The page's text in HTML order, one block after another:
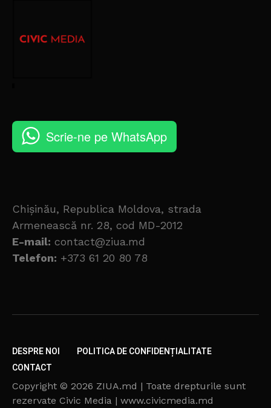
Scrie-ne pe WhatsApp
Chișinău, Republica Moldova, strada
Armenească nr. 28, cod MD-2012
E-mail: contact@ziua.md
Telefon: +373 61 20 80 78
DESPRE NOI
POLITICA DE CONFIDENȚIALITATE
CONTACT
Copyright © 2026 ZIUA.md | Toate drepturile sunt
rezervate Civic Media | www.civicmedia.md